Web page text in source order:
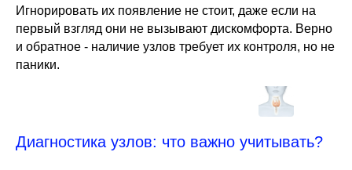
Игнорировать их появление не стоит, даже если на
первый взгляд они не вызывают дискомфорта. Верно
и обратное - наличие узлов требует их контроля, но не
паники.
Диагностика узлов: что важно учитывать?